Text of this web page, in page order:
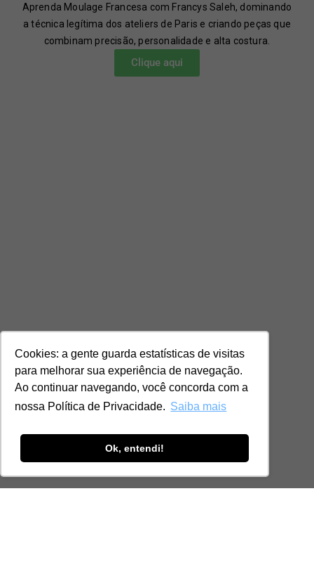
Cookies: a gente guarda estatísticas de visitas
para melhorar sua experiência de navegação.
Ao continuar navegando, você concorda com a
nossa Política de Privacidade. Saiba mais
Ok, entendi!
Aprenda Moulage Francesa com Francys Saleh, dominando
a técnica legítima dos ateliers de Paris e criando peças que
combinam precisão, personalidade e alta costura.
Clique aqui